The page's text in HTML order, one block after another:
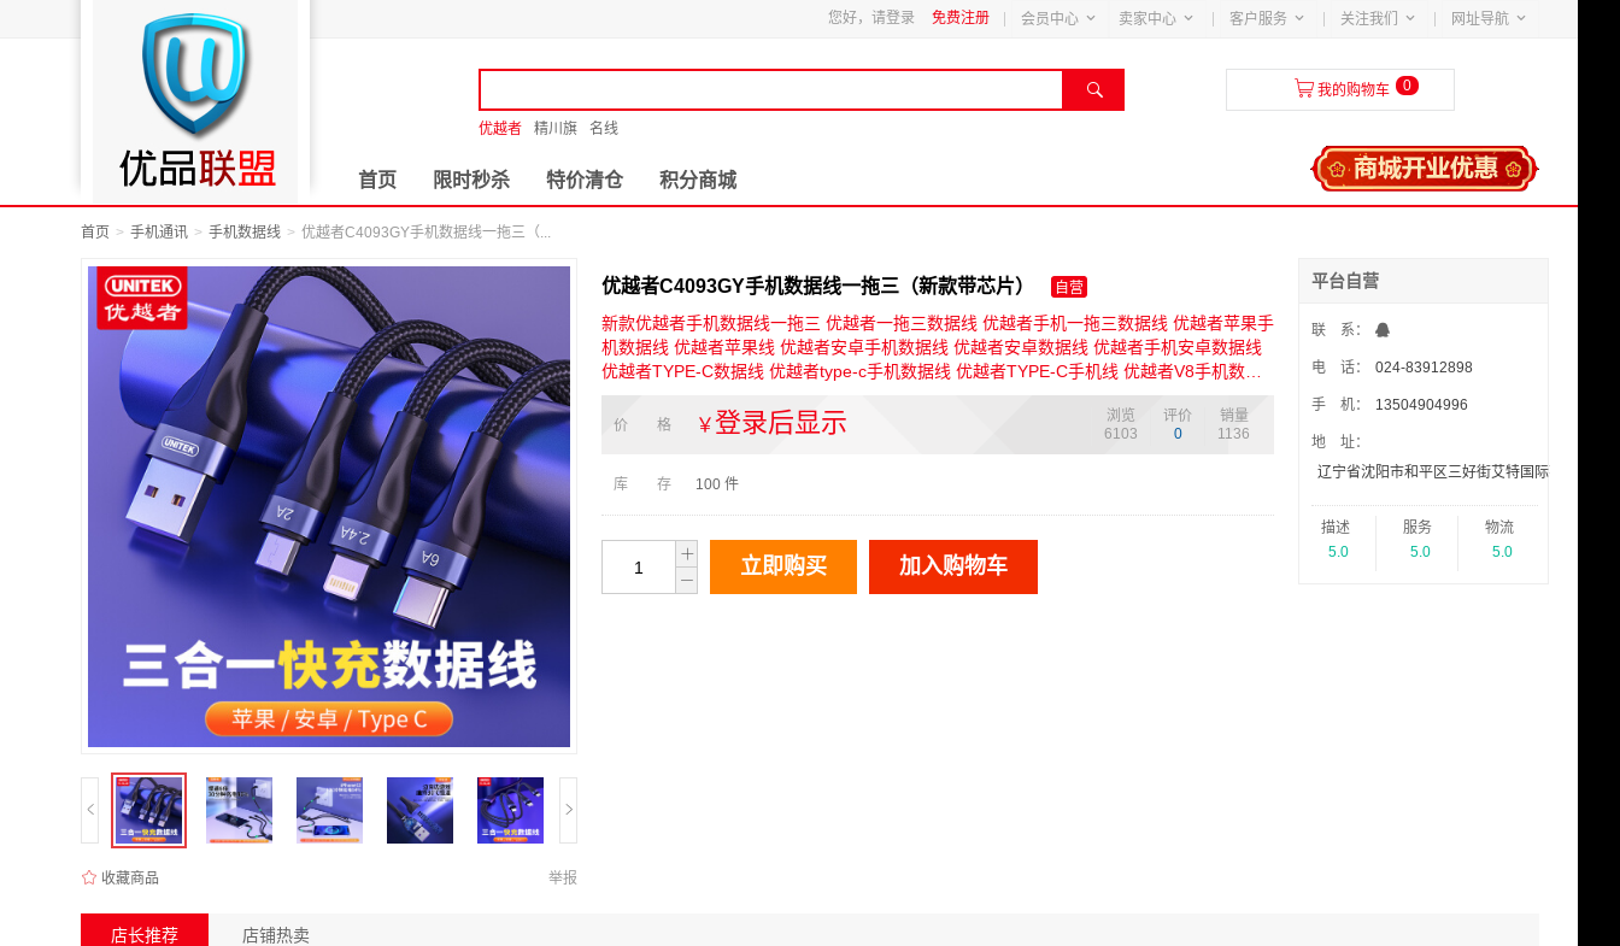
您好，请登录 免费注册 会员中心  卖家中心  客户服务  关注我们  网址导航 

优越者 精川旗 名线
 我的购物车 0
首页 限时秒杀 特价清仓 积分商城
首页 手机通讯 手机数据线 优越者C4093GY手机数据线一拖三（...
收藏商品 举报
优越者C4093GY手机数据线一拖三（新款带芯片） 自营
新款优越者手机数据线一拖三 优越者一拖三数据线 优越者手机一拖三数据线 优越者苹果手
机数据线 优越者苹果线 优越者安卓手机数据线 优越者安卓数据线 优越者手机安卓数据线
优越者TYPE-C数据线 优越者type-c手机数据线 优越者TYPE-C手机线 优越者V8手机数据
线优越者一拖三充电线6A快充66W支持苹果Type-c安卓小米 66W三合一快充线 1.2米
C4093GY
浏览
6103
评价
0
销量
1136
价 格 ￥ 登录后显示
库 存 100 件
立即购买 加入购物车
平台自营
联 系：
电 话： 024-83912898
手 机： 13504904996
地 址：
辽宁省沈阳市和平区三好街艾特国际花园4-4-
描述
5.0
服务
5.0
物流
5.0
店长推荐 店铺热卖